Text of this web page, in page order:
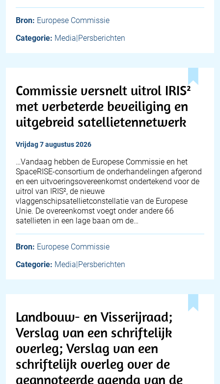
Bron: Europese Commissie
Categorie: Media|Persberichten
Commissie versnelt uitrol IRIS²
met verbeterde beveiliging en
uitgebreid satellietennetwerk
vrijdag 7 augustus 2026
…Vandaag hebben de Europese Commissie en het
SpaceRISE-consortium de onderhandelingen afgerond
en een uitvoeringsovereenkomst ondertekend voor de
uitrol van IRIS², de nieuwe
vlaggenschipsatellietconstellatie van de Europese
Unie. De overeenkomst voegt onder andere 66
satellieten in een lage baan om de…
Bron: Europese Commissie
Categorie: Media|Persberichten
Landbouw- en Visserijraad;
Verslag van een schriftelijk
overleg; Verslag van een
schriftelijk overleg over de
geannoteerde agenda van de